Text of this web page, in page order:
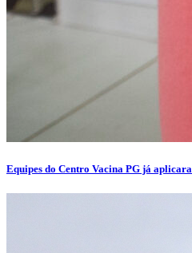
Equipes do Centro Vacina PG já